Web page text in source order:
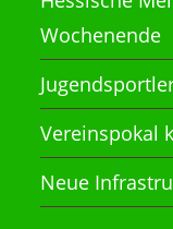
Wochenende
Vereinspokal
Neue